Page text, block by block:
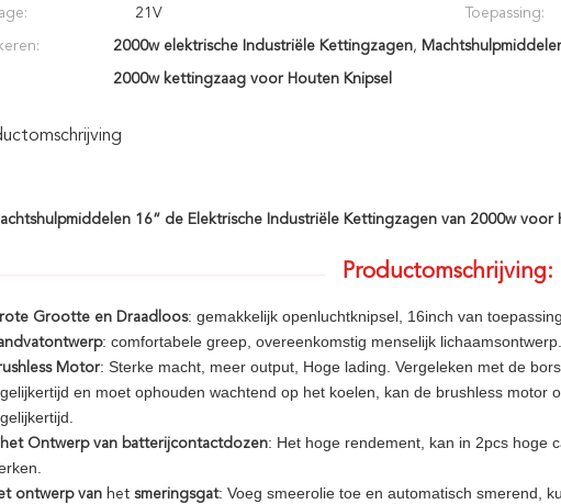
21V Toepassing:
2000w elektrische Industriële Kettingzagen,
2000w kettingzaag voor Houten Knipsel
16“ de Elektrische Industriële Kettingzagen van 2000w voor
Productomschrijving:
Grootte en Draadloos: gemakkelijk openluchtknipsel, 16inch van
: comfortabele greep, overeenkomstig menselijk lichaamsontwerp.
Motor: Sterke macht, meer output, Hoge lading. Vergeleken met de
en moet ophouden wachtend op het koelen, kan de brushless motor
Ontwerp van batterijcontactdozen: Het hoge rendement, kan in 2pcs hoge
ontwerp van het smeringsgat: Voeg smeerolie toe en automatisch smerend,